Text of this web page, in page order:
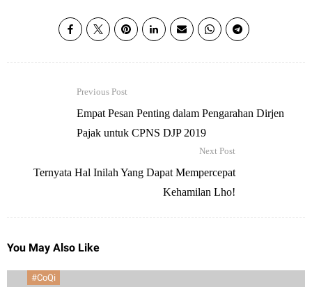
Previous Post
Empat Pesan Penting dalam Pengarahan Dirjen
Pajak untuk CPNS DJP 2019
Next Post
Ternyata Hal Inilah Yang Dapat Mempercepat
Kehamilan Lho!
You May Also Like
#CoQi